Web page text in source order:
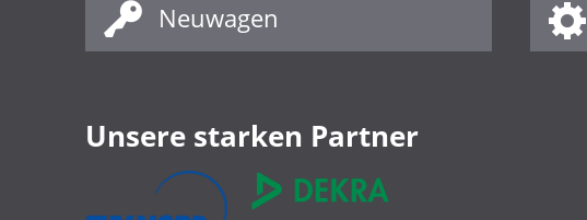
Neuwagen
Unsere starken Partner